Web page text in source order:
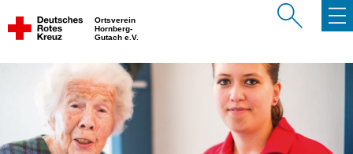
Ortsverein
Hornberg-
Gutach e.V.